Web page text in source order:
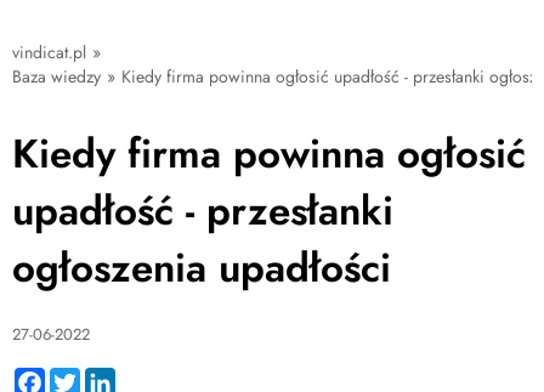
vindicat.pl »
Baza wiedzy » Kiedy firma powinna ogłosić upadłość - przesłanki
Kiedy firma powinna ogłosić
upadłość - przesłanki
ogłoszenia upadłości
27-06-2022
Facebook
Twitter